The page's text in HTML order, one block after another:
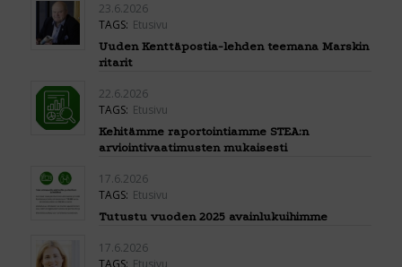
23.6.2026
TAGS: Etusivu
Uuden Kenttäpostia-lehden teemana Marskin
ritarit
22.6.2026
TAGS: Etusivu
Kehitämme raportointiamme STEA:n
arviointivaatimusten mukaisesti
17.6.2026
TAGS: Etusivu
Tutustu vuoden 2025 avainlukuihimme
17.6.2026